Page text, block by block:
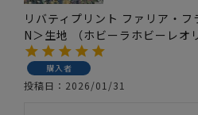
リバティプリント ファリア・
N＞生地 （ホビーラホビーレオ
購入者
投稿日 2026/01/31